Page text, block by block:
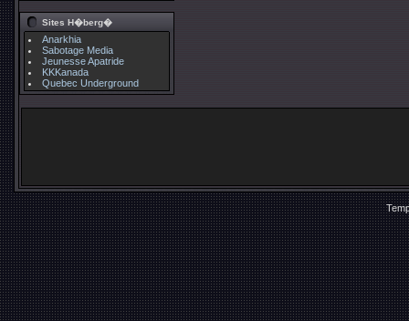
Sites H�berg�
Anarkhia
Sabotage Media
Jeunesse Apatride
KKKanada
Quebec Underground